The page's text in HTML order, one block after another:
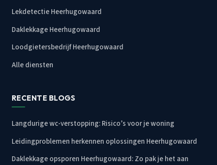
Lekdetectie Heerhugowaard
Daklekkage Heerhugowaard
Loodgietersbedrijf Heerhugowaard
Alle diensten
RECENTE BLOGS
Langdurige wc-verstopping: Risico’s voor je woning
Leidingproblemen herkennen oplossingen Heerhugowaard
Daklekkage opsporen Heerhugowaard: Zo pak je het aan